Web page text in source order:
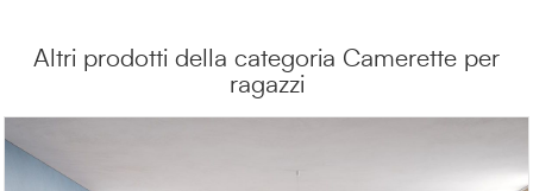
Altri prodotti della categoria Camerette per
ragazzi